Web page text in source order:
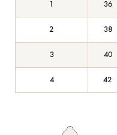
1 36
2 38
3 40
4 42